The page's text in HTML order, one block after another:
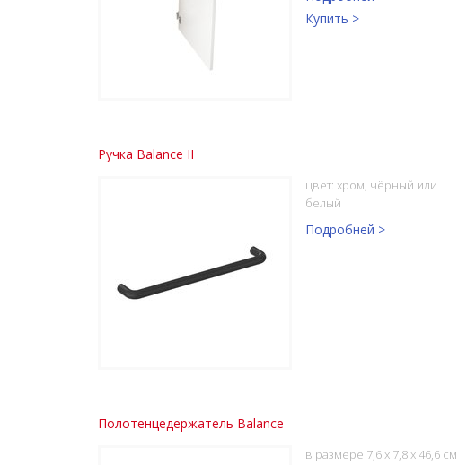
Купить >
Ручка Balance II
цвет: хром, чёрный или
белый
Подробней >
Полотенцедержатель Balance
в размере 7,6 x 7,8 x 46,6 см